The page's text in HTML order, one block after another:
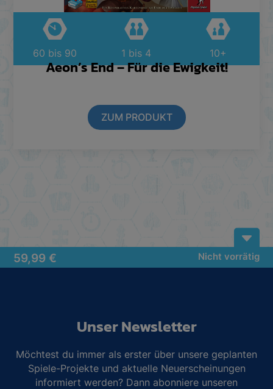
Aeon’s End – Für die Ewigkeit!
ZUM PRODUKT
60 bis 90 1 bis 4 10+
59,99 € Nicht vorrätig
B
Unser Newsletter
Möchtest du immer als erster über unsere geplanten
Spiele-Projekte und aktuelle Neuerscheinungen
informiert werden? Dann abonniere unseren